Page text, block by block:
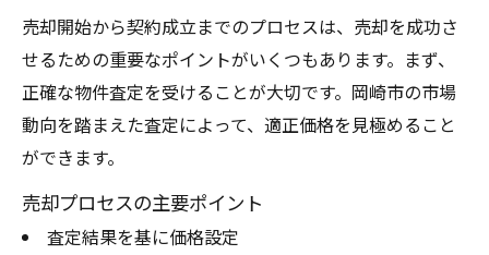
売却開始から契約成立までのプロセスは、売却を成功さ
せるための重要なポイントがいくつもあります。まず、
正確な物件査定を受けることが大切です。岡崎市の市場
動向を踏まえた査定によって、適正価格を見極めること
ができます。
売却プロセスの主要ポイント
査定結果を基に価格設定